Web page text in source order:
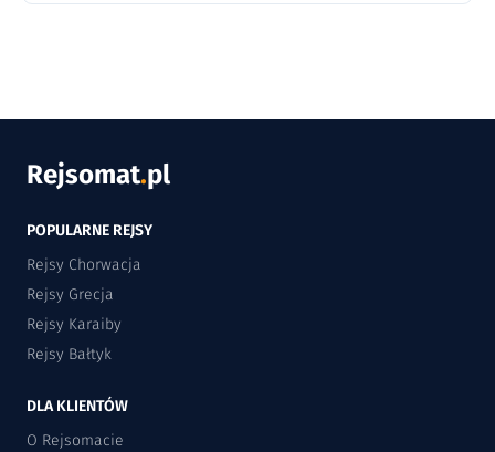
Rejsomat.pl
POPULARNE REJSY
Rejsy Chorwacja
Rejsy Grecja
Rejsy Karaiby
Rejsy Bałtyk
DLA KLIENTÓW
O Rejsomacie